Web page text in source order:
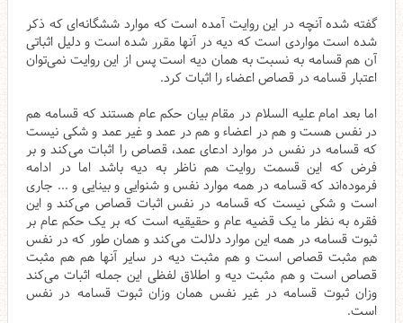
گفته شده آنچه در این روایت آمده است که موارد ششگانه‌ای که ذکر
شده است مواردی است که دیه در آنها مقرر شده است و دلیل اثباتی
آن هم قسامه به نسبت به همان دیه است پس از این روایت نمی‌توان
اعتبار قسامه در قصاص اعضاء را اثبات کرد.
اما بعد امام علیه السلام در مقام بیان حکم عام هستند که قسامه هم
در نفس هست و هم در اعضاء و هم در عمد و غیر عمد و شکی نیست
که قسامه در نفس در موارد ادعای عمد، قصاص را اثبات می‌کند و بر
فرض که این قسمت روایت هم ناظر به دیه باشد اما در ادامه
فرموده‌اند که قسامه در همه موارد نفس و شنوایی و بینایی و ... جاری
است و شکی نیست که قسامه در نفس اثبات قصاص می‌کند و این
فقره به نظر ما یک قضیه عام و حقیقیه است که بر یک حکم عام بر
ثبوت قسامه در همه این موارد دلالت می‌کند و همان طور که در نفس
هم مثبت قصاص است و هم مثبت دیه در سایر آنها هم هم مثبت
قصاص است و هم مثبت دیه و اطلاق لفظی این جمله اثبات می‌کند
وزان ثبوت قسامه در غیر نفس همان وزان ثبوت قسامه در نفس
است.